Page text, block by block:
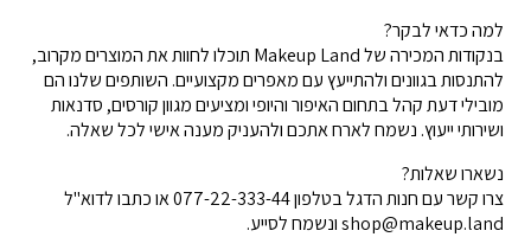
למה כדאי לבקר?
בנקודות המכירה של Makeup Land תוכלו לחוות את המוצרים מקרוב,
להתנסות בגוונים ולהתייעץ עם מאפרים מקצועיים. השותפים שלנו הם
מובילי דעת קהל בתחום האיפור והיופי ומציעים מגוון קורסים, סדנאות
ושירותי ייעוץ. נשמח לארח אתכם ולהעניק מענה אישי לכל שאלה.
נשארו שאלות?
צרו קשר עם חנות הדגל בטלפון 077-22-333-44 או כתבו לדוא"ל
shop@makeup.landונשמח לסייע.